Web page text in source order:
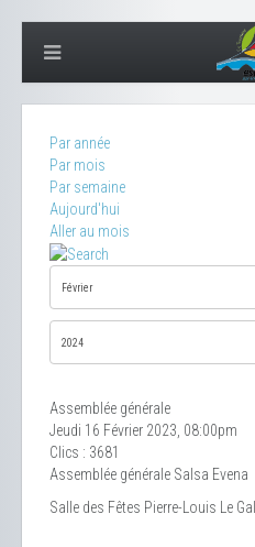
Par année
Par mois
Par semaine
Aujourd'hui
Aller au mois
Assemblée générale
Jeudi 16 Février 2023, 08:00pm
Clics : 3681
Assemblée générale Salsa Evena
Salle des Fêtes Pierre-Louis Le Gall